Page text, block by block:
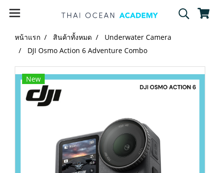
หน้าแรก สินค้าทั้งหมด
Underwater Camera
DJI Osmo Action 6 Adventure Combo
New